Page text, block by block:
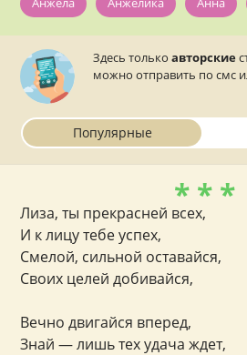
Василиса Вера Вероника
Диана Дина Ева
Жанна
Инга Инна Ирина
Кристина Ксения Лариса
Маргарита Марина
Здесь толькоавторские
можно отправить по смс
Популярные
* * *
Лиза, ты прекрасней всех,
И к лицу тебе успех,
Смелой, сильной оставайся,
Своих целей добивайся,
Вечно двигайся вперед,
Знай — лишь тех удача ждет,